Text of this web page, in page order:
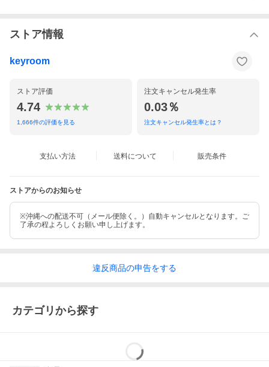
質：0g、脂質：14g(飽和脂肪酸：19g、トランス脂肪酸：0g)、コ
レステロール：0mg、炭水化物：0g、食塩相当量：0g、オレイン
注意事項
・低温で白濁することがあります
あります
・オリーブのしぼり滓が沈殿していることがありますが、品質に
は影響ありません
ド
食用オリーブ油送料無料オリーブオイルの健康効果アルチェネ
ロの品質保証エキストラバージンオリーブオイルの特長有機オ
ルの風味ドルチェオリーブオイルの使い方オリーブオイルの調
理方法有機食用オリーブ油の利点送料無料の便益オリーブオイ
ルの用途アルチェネロの歴史エキストラバージンオリーブオイ
ルの特性有機オリーブオイルの持続可能性有機JAS認証の基準
EU認証オリーブオイルの生産プロセスオーガニック食品の健康
への影響有機オリーブオイルの料理への適用ドルチェオリーブ
リットオリーブオイルの多彩な用途アルチェネロの製品品質エ
ェオリーブオイルのレシピアイデアオリーブオイルの料理アレ
ンジ有機食用オリーブ油の調理テクニック送料無料の利用方法
ストア情報
keyroom
ストア評価
4.74
1,666件の評価を見る
注文キャンセル発生率
0.03％
注文キャンセル発生率とは？
支払い方法 送料について 販売条件
ストアからのお知らせ
※沖縄への配送不可（メール便除く。）自動キャンセルとなります。ご
了承の程よろしくお願い申し上げます。
違反商品の申告をする
カテゴリから探す